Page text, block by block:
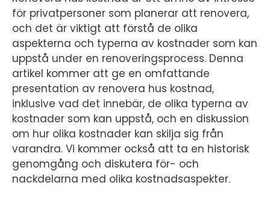
för privatpersoner som planerar att renovera,
och det är viktigt att förstå de olika
aspekterna och typerna av kostnader som kan
uppstå under en renoveringsprocess. Denna
artikel kommer att ge en omfattande
presentation av renovera hus kostnad,
inklusive vad det innebär, de olika typerna av
kostnader som kan uppstå, och en diskussion
om hur olika kostnader kan skilja sig från
varandra. Vi kommer också att ta en historisk
genomgång och diskutera för- och
nackdelarna med olika kostnadsaspekter.